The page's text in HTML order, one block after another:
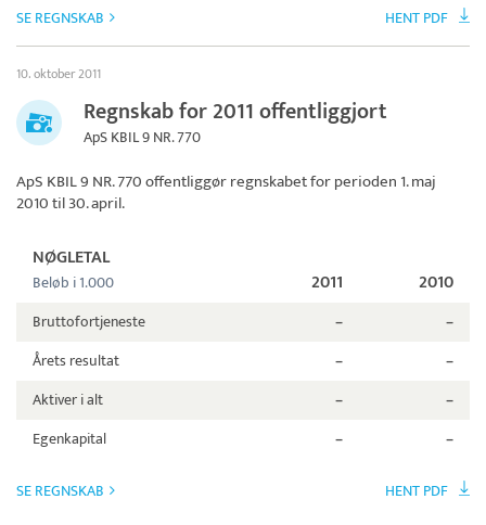
SE REGNSKAB HENT PDF
10. oktober 2011
Regnskab for 2011 offentliggjort
ApS KBIL 9 NR. 770
ApS KBIL 9 NR. 770offentliggør regnskabet for perioden 1. maj
2010 til 30. april.
NØGLETAL
Beløb i 1.000 2011 2010
Bruttofortjeneste –
–
Årets resultat
–
–
Aktiver i alt
–
–
Egenkapital
– –
SE REGNSKAB HENT PDF